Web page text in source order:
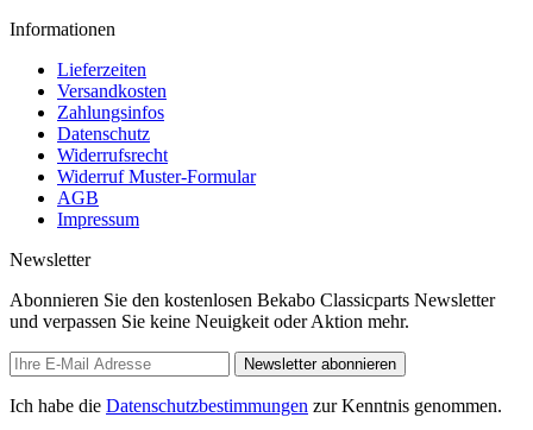
Informationen
Lieferzeiten
Versandkosten
Zahlungsinfos
Datenschutz
Widerrufsrecht
Widerruf Muster-Formular
AGB
Impressum
Newsletter
Abonnieren Sie den kostenlosen Bekabo Classicparts Newsletter
und verpassen Sie keine Neuigkeit oder Aktion mehr.
Newsletter abonnieren
Ich habe die Datenschutzbestimmungen zur Kenntnis genommen.